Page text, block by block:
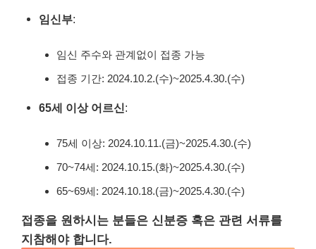
임신부:
임신 주수와 관계없이 접종 가능
접종 기간: 2024.10.2.(수)~2025.4.30.(수)
65세 이상 어르신:
75세 이상: 2024.10.11.(금)~2025.4.30.(수)
70~74세: 2024.10.15.(화)~2025.4.30.(수)
65~69세: 2024.10.18.(금)~2025.4.30.(수)
접종을 원하시는 분들은 신분증 혹은 관련 서류를
지참해야 합니다.